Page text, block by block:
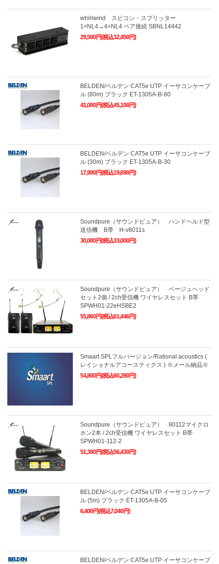
whirlwind スピコン・スプリッター
1×NL4→4×NL4 ペア接続 SBNL14442
29,500円(税込32,450円)
BELDEN/ベルデン CAT5e UTP イーサコンケーブ
ル (80m) ブラック ET-1305A-B-80
41,000円(税込45,100円)
BELDEN/ベルデン CAT5e UTP イーサコンケーブ
ル (30m) ブラック ET-1305A-B-30
17,900円(税込19,690円)
Soundpure（サウンドピュア） ハンドヘルド型
送信機 B帯 H-v8011s
30,000円(税込33,000円)
Soundpure（サウンドピュア） ベージュヘッド
セット2個 / 2ch受信機 ワイヤレスセット B帯
SPWH01-22eHSBE2
55,860円(税込61,446円)
Smaart SPLフルバージョン/Rational acoustics (
レイショナルアコースティクス ) ※メール納品※
54,800円(税込60,280円)
Soundpure（サウンドピュア） 80112マイクロ
ホン2本 / 2ch受信機 ワイヤレスセット B帯
SPWH01-112-2
51,300円(税込56,430円)
BELDEN/ベルデン CAT5e UTP イーサコンケーブ
ル (5m) ブラック ET-1305A-B-05
6,400円(税込7,040円)
BELDEN/ベルデン CAT5e UTP イーサコンケーブ